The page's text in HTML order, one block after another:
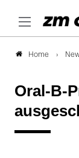
Home
Oral-B-